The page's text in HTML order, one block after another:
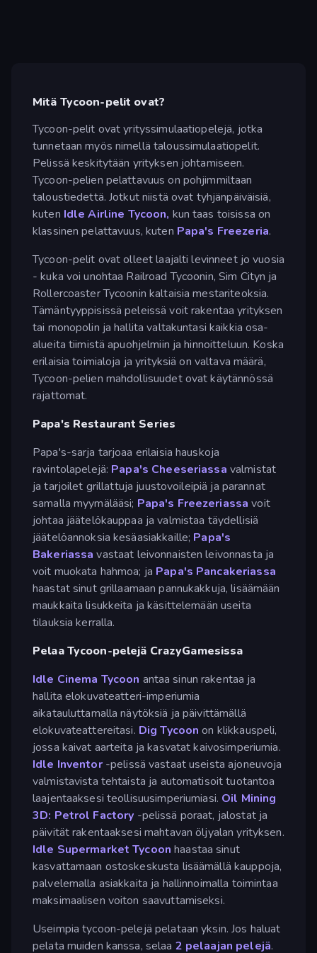
Mitä Tycoon-pelit ovat?
Tycoon-pelit ovat yrityssimulaatiopelejä, jotka
tunnetaan myös nimellä taloussimulaatiopelit.
Pelissä keskitytään yrityksen johtamiseen.
Tycoon-pelien pelattavuus on pohjimmiltaan
taloustiedettä. Jotkut niistä ovat tyhjänpäiväisiä,
kuten Idle Airline Tycoon, kun taas toisissa on
klassinen pelattavuus, kuten Papa's Freezeria.
Tycoon-pelit ovat olleet laajalti levinneet jo vuosia
- kuka voi unohtaa Railroad Tycoonin, Sim Cityn ja
Rollercoaster Tycoonin kaltaisia mestariteoksia.
Tämäntyyppisissä peleissä voit rakentaa yrityksen
tai monopolin ja hallita valtakuntasi kaikkia osa-
alueita tiimistä apuohjelmiin ja hinnoitteluun. Koska
erilaisia toimialoja ja yrityksiä on valtava määrä,
Tycoon-pelien mahdollisuudet ovat käytännössä
rajattomat.
Papa's Restaurant Series
Papa's-sarja tarjoaa erilaisia hauskoja
ravintolapelejä: Papa's Cheeseriassa valmistat
ja tarjoilet grillattuja juustovoileipiä ja parannat
samalla myymälääsi; Papa's Freezeriassa voit
johtaa jäätelökauppaa ja valmistaa täydellisiä
jäätelöannoksia kesäasiakkaille; Papa's
Bakeriassa vastaat leivonnaisten leivonnasta ja
voit muokata hahmoa; ja Papa's Pancakeriassa
haastat sinut grillaamaan pannukakkuja, lisäämään
maukkaita lisukkeita ja käsittelemään useita
tilauksia kerralla.
Pelaa Tycoon-pelejä CrazyGamesissa
Idle Cinema Tycoon antaa sinun rakentaa ja
hallita elokuvateatteri-imperiumia
aikatauluttamalla näytöksiä ja päivittämällä
elokuvateattereitasi. Dig Tycoon on klikkauspeli,
jossa kaivat aarteita ja kasvatat kaivosimperiumia.
Idle Inventor-pelissä vastaat useista ajoneuvoja
valmistavista tehtaista ja automatisoit tuotantoa
laajentaaksesi teollisuusimperiumiasi. Oil Mining
3D: Petrol Factory -pelissä poraat, jalostat ja
päivität rakentaaksesi mahtavan öljyalan yrityksen.
Idle Supermarket Tycoonhaastaa sinut
kasvattamaan ostoskeskusta lisäämällä kauppoja,
palvelemalla asiakkaita ja hallinnoimalla toimintaa
maksimaalisen voiton saavuttamiseksi.
Useimpia tycoon-pelejä pelataan yksin. Jos haluat
pelata muiden kanssa, selaa 2 pelaajan pelejä.